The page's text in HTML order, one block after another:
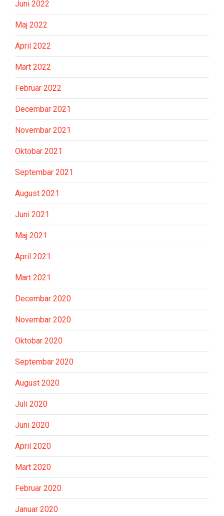
Juni 2022
Maj 2022
April 2022
Mart 2022
Februar 2022
Decembar 2021
Novembar 2021
Oktobar 2021
Septembar 2021
August 2021
Juni 2021
Maj 2021
April 2021
Mart 2021
Decembar 2020
Novembar 2020
Oktobar 2020
Septembar 2020
August 2020
Juli 2020
Juni 2020
April 2020
Mart 2020
Februar 2020
Januar 2020